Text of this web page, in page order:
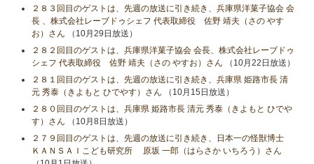
２８３回目のゲストは、先週の放送に引き続き、兵庫県洋菓子協会 会
長 、株式会社レーブドゥシェフ 代表取締役 佐野 靖夫（さの やす
お）さん （10月29日放送）
２８２回目のゲストは、兵庫県洋菓子協会 会長、株式会社レーブドゥ
シェフ 代表取締役 佐野 靖夫（さの やすお）さん （10月22日放送）
２８１回目のゲストは、先週の放送に引き続き、兵庫県 姫路市長 清
元 秀泰（きよもと ひでやす）さん （10月15日放送）
２８０回目のゲストは、兵庫県 姫路市長 清元 秀泰（きよもと ひでや
す）さん （10月8日放送）
２７９回目のゲストは、先週の放送に引き続き、日本一の怪獣博士
ＫＡＮＳＡＩこども研究所 原坂 一郎（はらさか いちろう）さん